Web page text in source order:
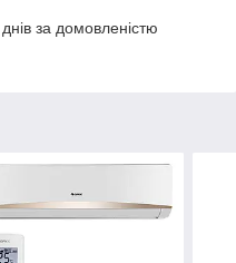
за домовленістю